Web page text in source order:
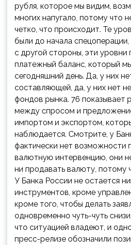
рубля, которое мы видим,
многих напугало, потому что
четко, что происходит. Те
были до начала
с другой стороны, эти уровни
платежный баланс, который
сегодняшний день. Да, у них
составляющей, да, у них нет
фондов рынка. 76 показывает
между спросом и
импортом и экспортом,
наблюдается. Смотрите, у
фактически нет возможности
валютную интервенцию, они
ни продавать валюту, потому
У Банка России не остается
инструментов, кроме
кроме того, чтобы делать
одновременно чуть-чуть
что ситуацией владеют, и
пресс-релизе обозначили